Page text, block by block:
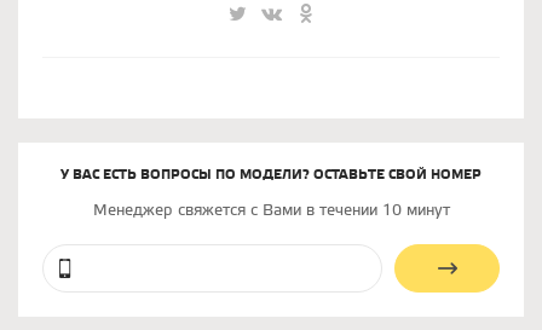
У ВАС ЕСТЬ ВОПРОСЫ ПО МОДЕЛИ? ОСТАВЬТЕ СВОЙ НОМЕР
Менеджер свяжется с Вами в течении 10 минут